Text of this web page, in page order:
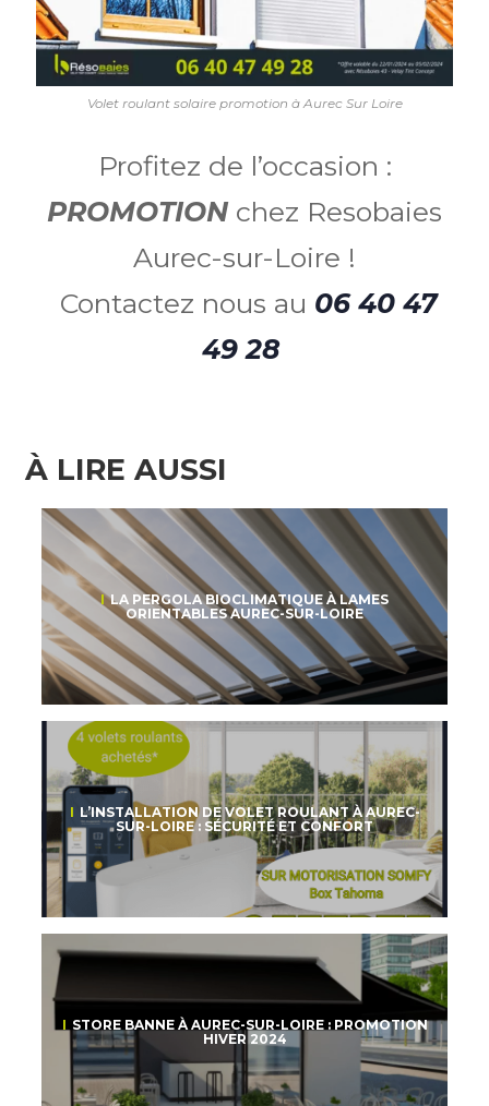
Volet roulant solaire promotion à Aurec Sur Loire
Profitez de l’occasion :
PROMOTION chez Resobaies
Aurec-sur-Loire !
Contactez nous au 06 40 47
49 28
À LIRE AUSSI
LA PERGOLA BIOCLIMATIQUE À LAMES
ORIENTABLES AUREC-SUR-LOIRE
L’INSTALLATION DE VOLET ROULANT À AUREC-
SUR-LOIRE : SÉCURITÉ ET CONFORT
STORE BANNE À AUREC-SUR-LOIRE : PROMOTION
HIVER 2024